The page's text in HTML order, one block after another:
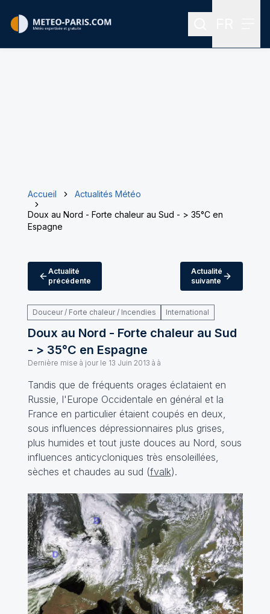
Rechercher
Accueil
Actualités Météo
Doux au Nord - Forte chaleur au Sud - > 35°C en
Espagne
Actualité
précédente
Actualité
suivante
Douceur / Forte chaleur / Incendies International
Doux au Nord - Forte chaleur au Sud
- > 35°C en Espagne
Dernière mise à jour le 13 Juin 2013 à à
Tandis que de fréquents orages éclataient en
Russie, l'Europe Occidentale en général et la
France en particulier étaient coupés en deux,
sous influences dépressionnaires plus grises,
plus humides et tout juste douces au Nord, sous
influences anticycloniques très ensoleillées,
sèches et chaudes au sud (fvalk).